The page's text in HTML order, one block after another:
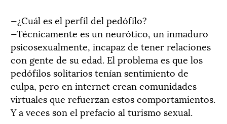
—¿Cuál es el perfil del pedófilo?
—Técnicamente es un neurótico, un inmaduro
psicosexualmente, incapaz de tener relaciones
con gente de su edad. El problema es que los
pedófilos solitarios tenían sentimiento de
culpa, pero en internet crean comunidades
virtuales que refuerzan estos comportamientos.
Y a veces son el prefacio al turismo sexual.